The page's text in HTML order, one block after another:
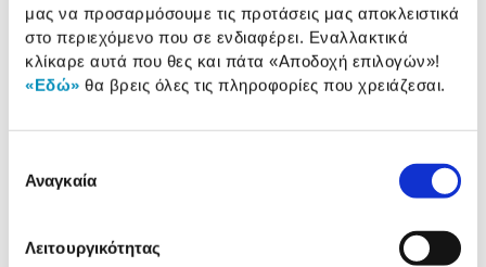
μας να προσαρμόσουμε τις προτάσεις μας αποκλειστικά
στο περιεχόμενο που σε ενδιαφέρει. Εναλλακτικά
κλίκαρε αυτά που θες και πάτα «Αποδοχή επιλογών»!
«Εδώ» θα βρεις όλες τις πληροφορίες που χρειάζεσαι.
συγκατάθεσης
Αναγκαία
Λειτουργικότητας
Δες τι κλίκαραν όσοι είδαν το ίδιο
προϊόν με εσένα!